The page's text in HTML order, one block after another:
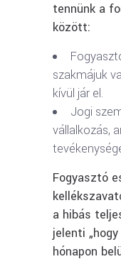
tennünk a
között:
szakmájuk
kívül jár el.
Jogi
vállalkozás,
Fogyasztó
a hibás
jelenti
hónapon